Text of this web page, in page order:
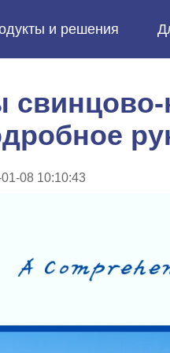
и решения
08 10:10:43